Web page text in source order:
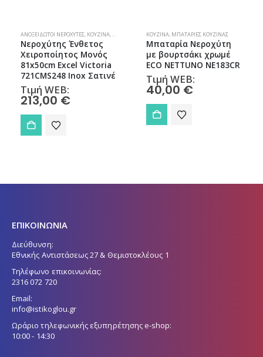
ΑΝΟΞΕΊΔΩΤΟΙ ΝΕΡΟΧΎΤΕΣ, ΚΟΥΖΊΝΑ, ΝΕΡΟΧΎΤΕΣ
Νεροχύτης Ένθετος
Χειροποίητος Μονός
81x50cm Excel Victoria
721CMS248 Inox Σατινέ
Τιμή WEB:
213,00 €
ΚΟΥΖΊΝΑ, ΜΠΑΤΑΡΊΕΣ ΚΟΥΖΊΝΑΣ
Μπαταρία Νεροχύτη
με βουρτσάκι χρωμέ
ECO NETTUNO NE183CR
Τιμή WEB:
40,00 €
ΕΠΙΚΟΙΝΩΝΙΑ
Διεύθυνση:
Εθνικής Αντιστάσεως 27 & Θεμιστοκλέους 1
Τηλέφωνο επικοινωνίας:
2316 072 720
Email:
info@istikoglou.gr
Ωράριο τηλεφωνικής εξυπηρέτησης e-shop:
10:00 - 14:30